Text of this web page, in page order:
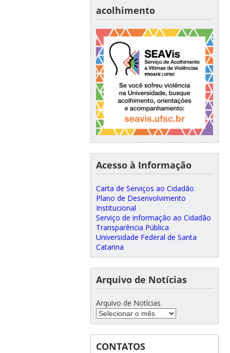
acolhimento
Acesso à Informação
Carta de Serviços ao Cidadão
Plano de Desenvolvimento
Institucional
Serviço de informação ao Cidadão
Transparência Pública
Universidade Federal de Santa
Catarina
Arquivo de Notícias
Arquivo de Notícias
CONTATOS